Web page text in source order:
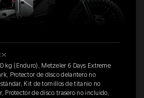
kg (Enduro), Metzeler 6 Days Extreme
Protector de disco delantero no
Kit de tornillos de titanio no
Protector de disco trasero no incluido,